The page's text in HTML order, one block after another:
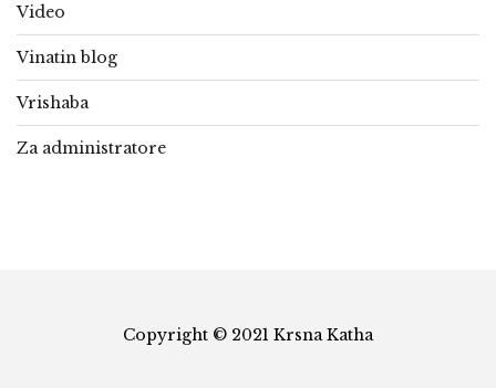
Video
Vinatin blog
Vrishaba
Za administratore
Copyright © 2021 Krsna Katha